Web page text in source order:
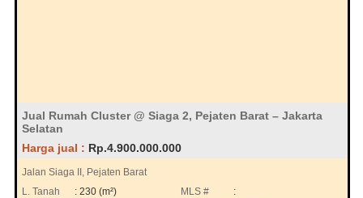
Jual Rumah Cluster @ Siaga 2, Pejaten Barat – Jakarta
Selatan
Harga jual : Rp.4.900.000.000
Jalan Siaga II, Pejaten Barat
L. Tanah
: 230 (m²)
MLS #
: